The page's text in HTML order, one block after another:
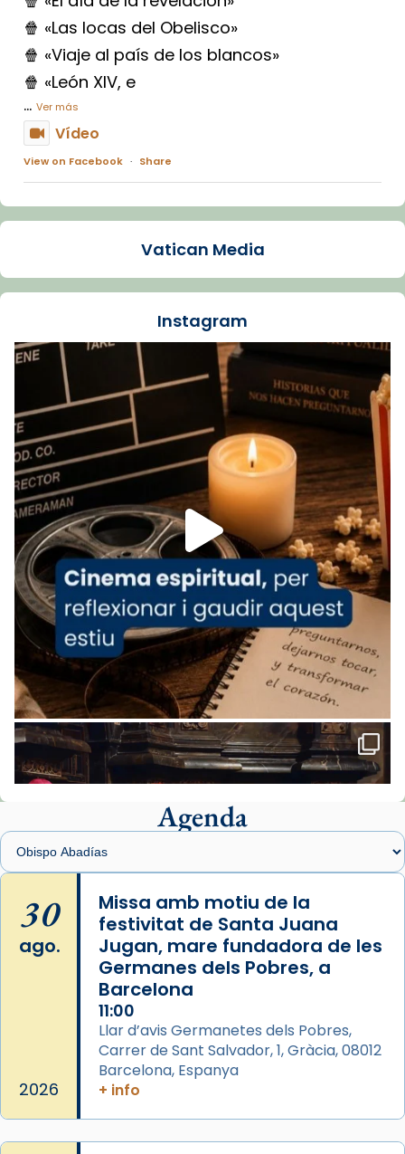
🍿 «Las locas del Obelisco»
🍿 «Viaje al país de los blancos»
🍿 «León XIV, e
... Ver más
Vídeo
View on Facebook · Share
Arquebisbat de Barcelona
La Carmina va patir depressió. Fa gairebé
dos mesos, a l'Estadi Lluís Companys, la
Recupera l'entrevista comp
Vatican
tican News 👇
www.vaticannews.va/es/iglesia/news/2026-
07/carmina-historia-depresion-papa-viaje-
espana-testimoni...
Foto
View on Facebook · Share
Arquebisbat de Barcelona
2 weeks ago
«Avui les santes Juliana i Semproniana ens
ajuden a alçar la mirada»
Mons. Sergi Gordo, bisbe de Tortosa, ha
presidit aquest 27 de juliol la missa de Les
Santes de Mataró.
🔗tinyurl.com/cvu5jmbk
📸 J. Merino
de Barcelona.
2 weeks ago
Aquest dilluns, 27 de juliol, ha tingut lloc la
missa d’acció de gràcies en agraïment al
comitè organitzador de la visita apostòlica
del Sant Pare Lleó XIV a Barcelona, i als
col·laboradors, a la Catedral de Barcelona.
L’arquebisbe de Barcelona, el cardenal Joan
Josep Omella, ha presidit la missa i l’ha
concelebrat el bisbe auxiliar de Barcelona,
Mons. David Abadías.
Vatican Media
Instagram
Agenda
30
ago.
2026
Missa amb motiu de la
festivitat de Santa Juana
Jugan, mare fundadora de les
Germanes dels Pobres, a
Barcelona
11:00
Llar d’avis Germanetes dels Pobres,
Carrer de Sant Salvador, 1, Gràcia, 08012
Barcelona, Espanya
+ info